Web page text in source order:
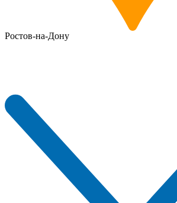
Ростов-на-Дону